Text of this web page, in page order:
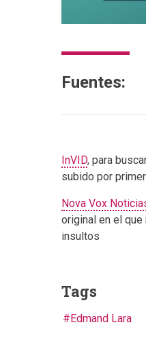
Fuentes:
InVID, para
subido por
Nova Vox
original en el
insultos
Tags
Edmand Lara